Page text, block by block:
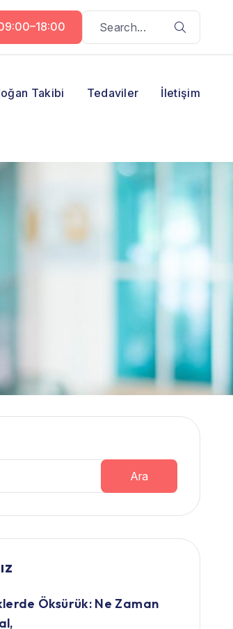
Takibi Tedaviler İletişim
Ara
Öksürük: Ne Zaman